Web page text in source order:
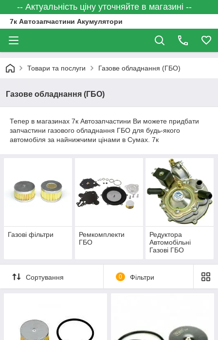
-- Актуальність ціну уточняйте в магазині --
7к Автозапчастини Акумулятори
Товари та послуги Газове обладнання (ГБО)
Газове обладнання (ГБО)
Тепер в магазинах 7к Автозапчастини Ви можете придбати
запчастини газового обладнання ГБО для будь-якого
автомобіля за найнижчими цінами в Сумах. 7к
Газові фільтри
Ремкомплекти
ГБО
Редуктора
Автомобільні
Газові ГБО
Сортування 0 Фільтри